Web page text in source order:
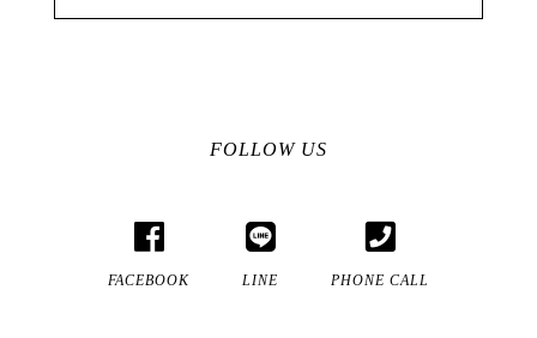
FOLLOW US
FACEBOOK LINE PHONE CALL